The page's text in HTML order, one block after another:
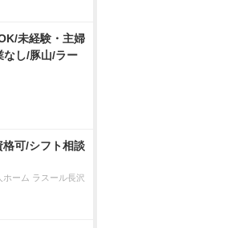
未経験・主婦
なし/豚山/ラー
格可/シフト相談
ーム ラスール長沢